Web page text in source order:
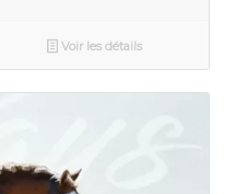
Voir les détails